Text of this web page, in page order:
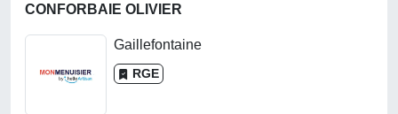
CONFORBAIE OLIVIER
Gaillefontaine
RGE